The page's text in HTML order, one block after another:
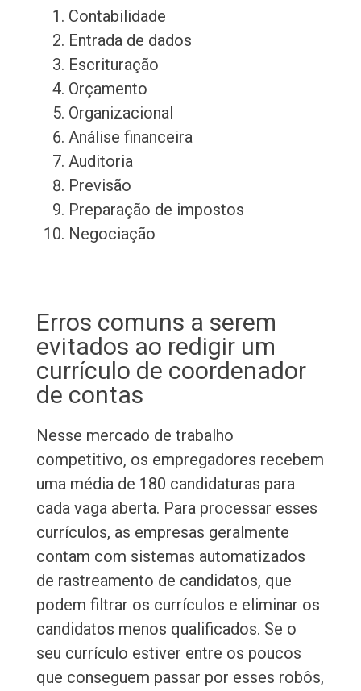
Contabilidade
Entrada de dados
Escrituração
Orçamento
Organizacional
Análise financeira
Auditoria
Previsão
Preparação de impostos
Negociação
Erros comuns a serem
evitados ao redigir um
currículo de coordenador
de contas
Nesse mercado de trabalho
competitivo, os empregadores recebem
uma média de 180 candidaturas para
cada vaga aberta. Para processar esses
currículos, as empresas geralmente
contam com sistemas automatizados
de rastreamento de candidatos, que
podem filtrar os currículos e eliminar os
candidatos menos qualificados. Se o
seu currículo estiver entre os poucos
que conseguem passar por esses robôs,